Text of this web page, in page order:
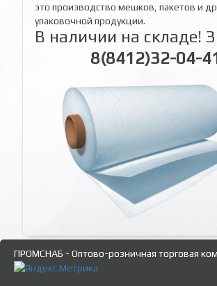
это производство мешков, пакетов и
упаковочной продукции.
В наличии на складе!
8(8412)32-04-
ПРОМСНАБ - Оптово-розничная торговая